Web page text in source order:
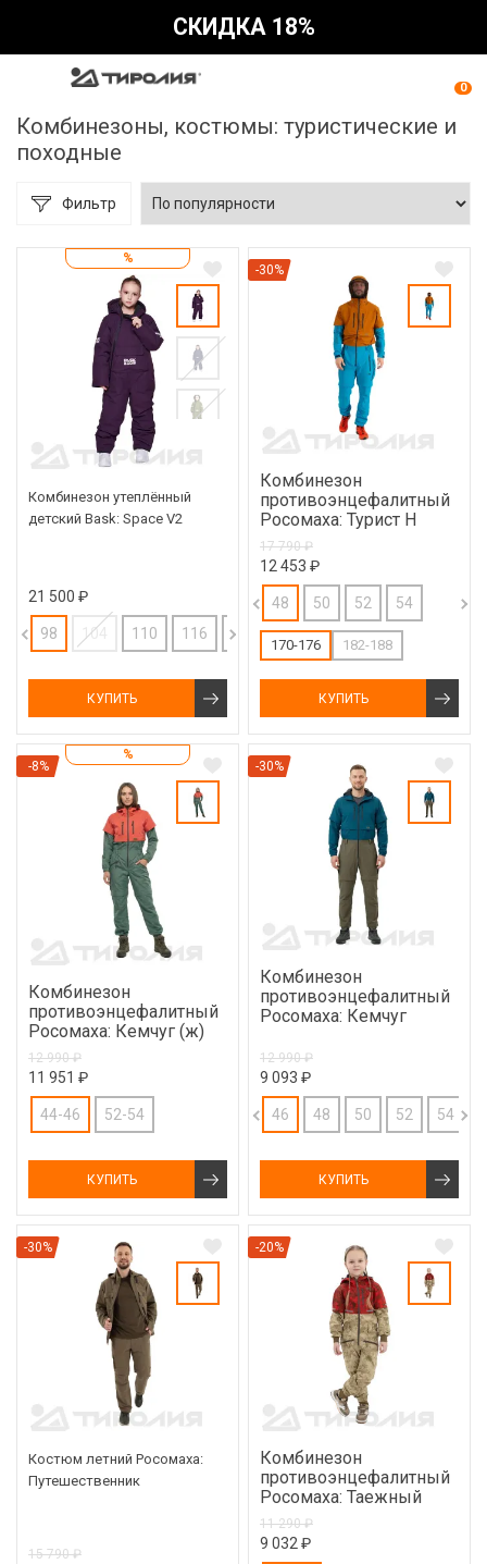
СКИДКА 18%
0
Комбинезоны, костюмы: туристические и
походные
Фильтр
%
Комбинезон утеплённый
детский Bask: Space V2
21 500 ₽
98 104 110 116 122 128
КУПИТЬ
-30%
Комбинезон
противоэнцефалитный
Росомаха: Турист Н
17 790 ₽
12 453 ₽
48 50 52 54
170-176 182-188
КУПИТЬ
%
-8%
Комбинезон
противоэнцефалитный
Росомаха: Кемчуг (ж)
12 990 ₽
11 951 ₽
44-46 52-54
КУПИТЬ
-30%
Комбинезон
противоэнцефалитный
Росомаха: Кемчуг
12 990 ₽
9 093 ₽
46 48 50 52 54
КУПИТЬ
-30%
Костюм летний Росомаха:
Путешественник
15 790 ₽
-20%
Комбинезон
противоэнцефалитный
Росомаха: Таежный
11 290 ₽
9 032 ₽